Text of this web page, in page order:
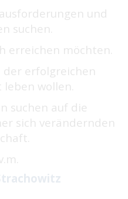
und
suchen.
erreichen möchten.
erfolgreichen
wollen.
suchen auf die
sich verändernden